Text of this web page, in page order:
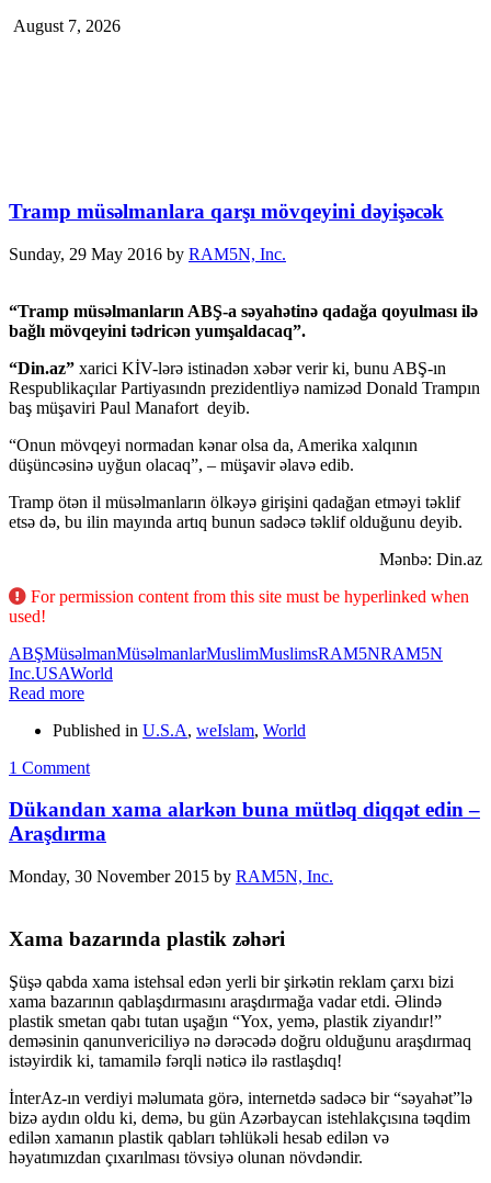
August 7, 2026
Tramp müsəlmanlara qarşı mövqeyini dəyişəcək
Sunday, 29 May 2016 by RAM5N, Inc.
“Tramp müsəlmanların ABŞ-a səyahətinə qadağa qoyulması ilə
bağlı mövqeyini tədricən yumşaldacaq”.
“Din.az” xarici KİV-lərə istinadən xəbər verir ki, bunu ABŞ-ın
Respublikaçılar Partiyasındn prezidentliyə namizəd Donald Trampın
baş müşaviri Paul Manafort deyib.
“Onun mövqeyi normadan kənar olsa da, Amerika xalqının
düşüncəsinə uyğun olacaq”, – müşavir əlavə edib.
Tramp ötən il müsəlmanların ölkəyə girişini qadağan etməyi təklif
etsə də, bu ilin mayında artıq bunun sadəcə təklif olduğunu deyib.
Mənbə: Din.az
For permission content from this site must be hyperlinked when
used!
ABŞMüsəlmanMüsəlmanlarMuslimMuslimsRAM5NRAM5N
Inc.USAWorld
Read more
Published in U.S.A, weIslam, World
1 Comment
Dükandan xama alarkən buna mütləq diqqət edin –
Araşdırma
Monday, 30 November 2015 by RAM5N, Inc.
Xama bazarında plastik zəhəri
Şüşə qabda xama istehsal edən yerli bir şirkətin reklam çarxı bizi
xama bazarının qablaşdırmasını araşdırmağa vadar etdi. Əlində
plastik smetan qabı tutan uşağın “Yox, yemə, plastik ziyandır!”
deməsinin qanunvericiliyə nə dərəcədə doğru olduğunu araşdırmaq
istəyirdik ki, tamamilə fərqli nəticə ilə rastlaşdıq!
İnterAz-ın verdiyi məlumata görə, internetdə sadəcə bir “səyahət”lə
bizə aydın oldu ki, demə, bu gün Azərbaycan istehlakçısına təqdim
edilən xamanın plastik qabları təhlükəli hesab edilən və
həyatımızdan çıxarılması tövsiyə olunan növdəndir.